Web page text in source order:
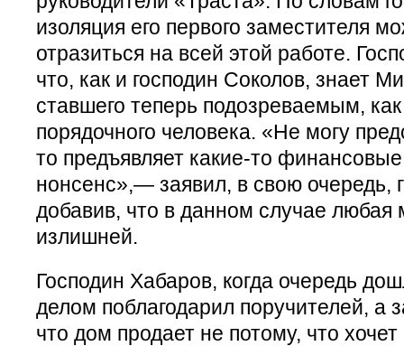
изоляция его первого заместителя
отразиться на всей этой работе.
что, как и господин Соколов, знает
ставшего теперь подозреваемым,
порядочного человека. «Не могу
то предъявляет какие-то
нонсенс»,— заявил, в свою очередь,
добавив, что в данном случае любая
излишней.
Господин Хабаров, когда очередь
делом поблагодарил поручителей, а
что дом продает не потому, что